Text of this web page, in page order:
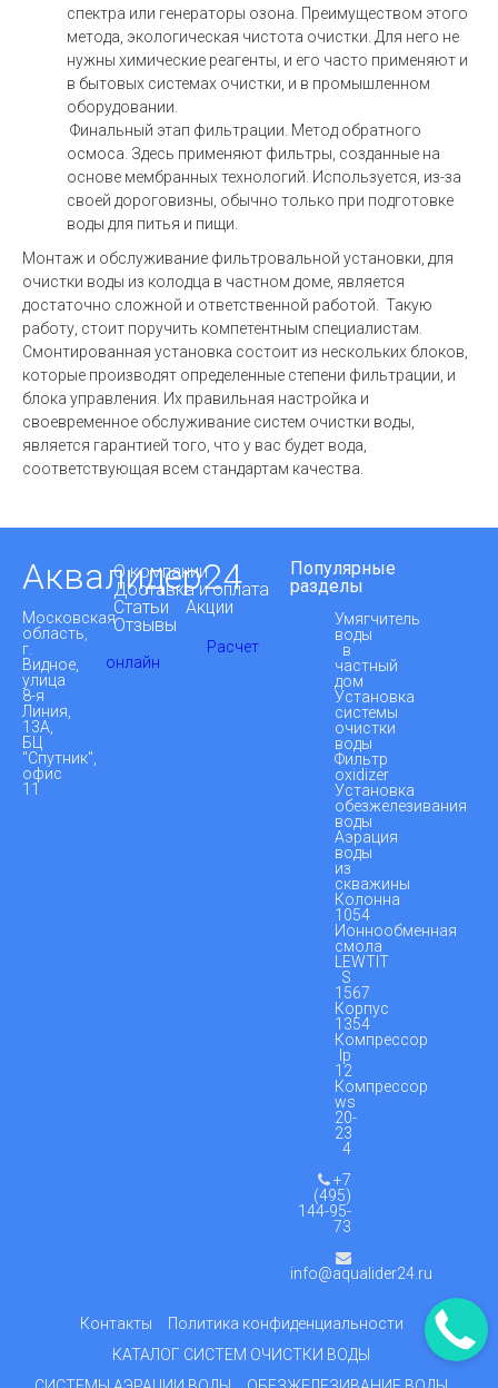
спектра или генераторы озона. Преимуществом этого
метода, экологическая чистота очистки. Для него не
нужны химические реагенты, и его часто применяют и
в бытовых системах очистки, и в промышленном
оборудовании.
Финальный этап фильтрации. Метод обратного
осмоса. Здесь применяют фильтры, созданные на
основе мембранных технологий. Используется, из-за
своей дороговизны, обычно только при подготовке
воды для питья и пищи.
Монтаж и обслуживание фильтровальной установки, для
очистки воды из колодца в частном доме, является
достаточно сложной и ответственной работой. Такую
работу, стоит поручить компетентным специалистам.
Смонтированная установка состоит из нескольких блоков,
которые производят определенные степени фильтрации, и
блока управления. Их правильная настройка и
своевременное обслуживание систем очистки воды,
является гарантией того, что у вас будет вода,
соответствующая всем стандартам качества.
Аквалидер24
Московская
область,
г.
Видное,
улица
8-я
Линия,
13А,
БЦ
"Спутник",
офис
11
О компании
Доставка и оплата
Статьи
Акции
Отзывы
Расчет
онлайн
Популярные
разделы
Умягчитель
воды
в
частный
дом
Установка
системы
очистки
воды
Фильтр
oxidizer
Установка
обезжелезивания
воды
Аэрация
воды
из
скважины
Колонна
1054
Ионнообменная
смола
LEWTIT
S
1567
Корпус
1354
Компрессор
lp
12
Компрессор
ws
20-
23
4
+7
(495)
144-95-
73
info@aqualider24.ru
Контакты
Политика конфиденциальности
КАТАЛОГ СИСТЕМ ОЧИСТКИ ВОДЫ